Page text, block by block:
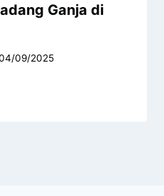
Ganja di
09/2025